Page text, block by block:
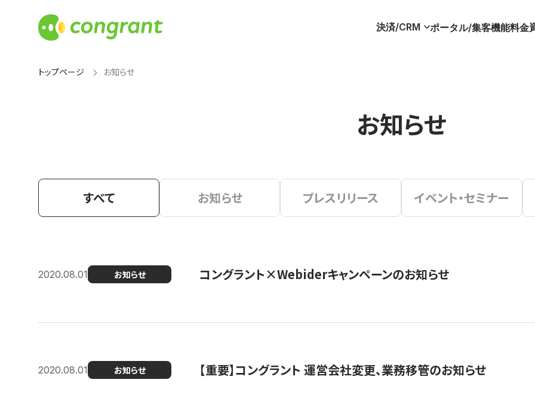
決済/CRM ポータル/集客機能料金
トップページ お知らせ
お知らせ
すべて お知らせ プレスリリース イベント・セミナー
2020.08.01 お知らせ コングラント×Webiderキャンペーンのお知らせ
2020.08.01 お知らせ 【重要】コングラント 運営会社変更、業務移管のお知らせ